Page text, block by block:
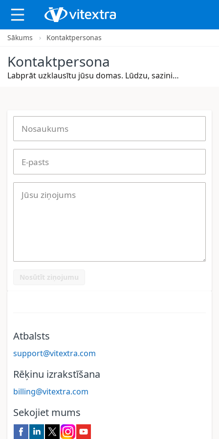
Sākums Kontaktpersonas
Kontaktpersona
Labprāt uzklausītu jūsu domas. Lūdzu, sazinieties ar mums.
Nosūtīt ziņojumu
Atbalsts
support@vitextra.com
Rēķinu izrakstīšana
billing@vitextra.com
Sekojiet mums